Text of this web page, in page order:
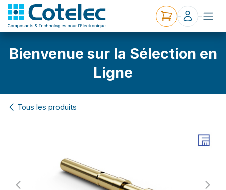
Bienvenue sur la Sélection en
Ligne
Tous les produits